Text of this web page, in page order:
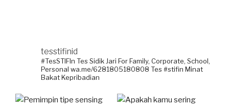
tesstifinid
#TesSTIFIn Tes Sidik Jari For Family, Corporate, School,
Personal wa.me/6281805180808 Tes #stifin Minat
Bakat Kepribadian